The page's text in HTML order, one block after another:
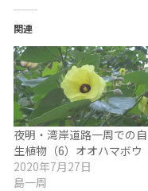
関連
夜明・湾岸道路一周での自
生植物（6）オオハマボウ
2020年7月27日
島一周